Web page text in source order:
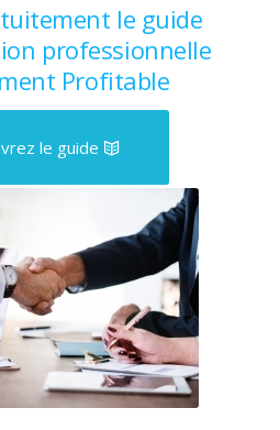
le guide
professionnelle
Profitable
le guide